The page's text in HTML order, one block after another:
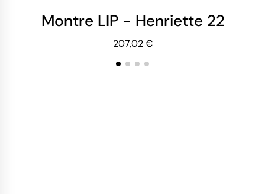
Montre LIP - Henriette 22mm
207,02 €